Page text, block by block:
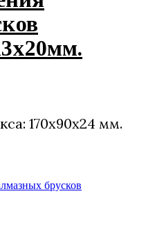
170х90х24 мм.
брусков